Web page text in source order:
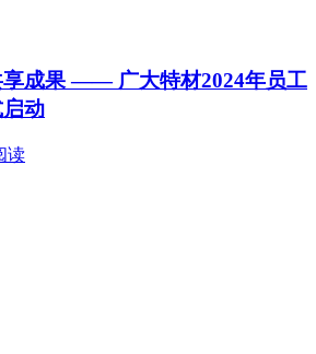
享成果 —— 广大特材2024年员工
动
读